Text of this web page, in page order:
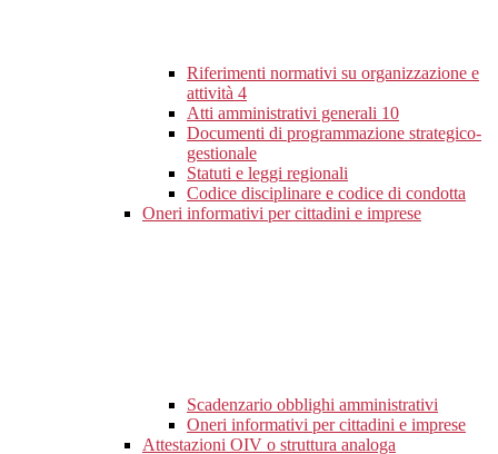
Riferimenti normativi su organizzazione e
attività 4
Atti amministrativi generali 10
Documenti di programmazione strategico-
gestionale
Statuti e leggi regionali
Codice disciplinare e codice di condotta
Oneri informativi per cittadini e imprese
Scadenzario obblighi amministrativi
Oneri informativi per cittadini e imprese
Attestazioni OIV o struttura analoga